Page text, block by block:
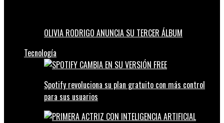
OLIVIA RODRIGO ANUNCIA SU TERCER ÁLBUM
Tecnología
Spotify revoluciona su plan gratuito con más control
para sus usuarios